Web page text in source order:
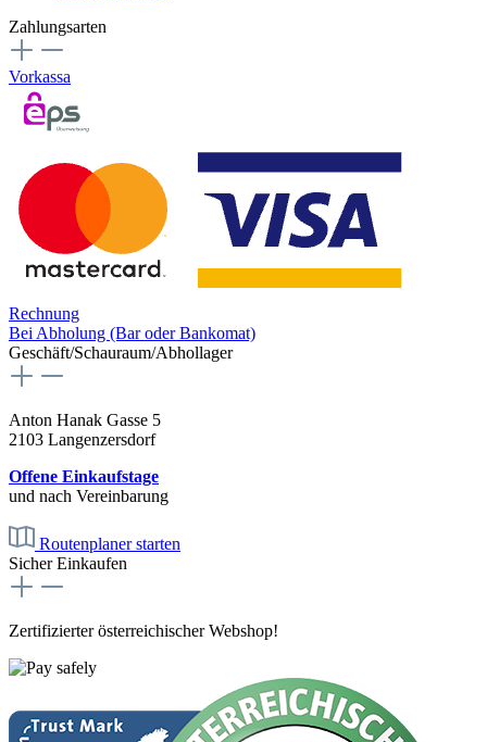
Zahlungsarten
Vorkassa
Rechnung
Bei Abholung (Bar oder Bankomat)
Geschäft/Schauraum/Abhollager
Anton Hanak Gasse 5
2103 Langenzersdorf
Offene Einkaufstage
und nach Vereinbarung
Routenplaner starten
Sicher Einkaufen
Zertifizierter österreichischer Webshop!